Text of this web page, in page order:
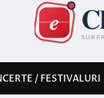
/ FESTIVALURI